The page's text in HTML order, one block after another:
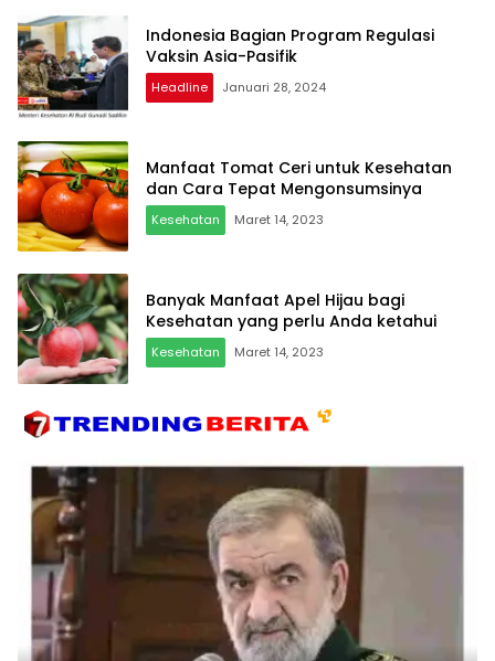
Indonesia Bagian Program Regulasi
Vaksin Asia-Pasifik
Headline Januari 28, 2024
Manfaat Tomat Ceri untuk Kesehatan
dan Cara Tepat Mengonsumsinya
Kesehatan Maret 14, 2023
Banyak Manfaat Apel Hijau bagi
Kesehatan yang perlu Anda ketahui
Kesehatan Maret 14, 2023